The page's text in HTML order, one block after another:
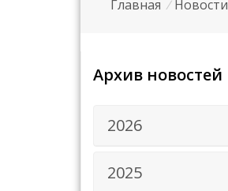
Главная / Новости
Архив новостей
2026
2025